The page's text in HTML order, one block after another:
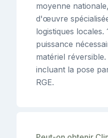
moyenne
d'œuvre
logistiques locales.
puissance
matériel réversible.
incluant la pose
RGE.